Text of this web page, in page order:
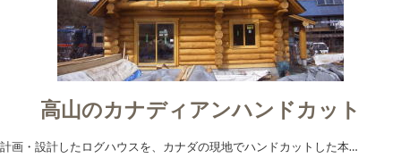
高山のカナディアンハンドカット
計画・設計したログハウスを、カナダの現地でハンドカットした本…